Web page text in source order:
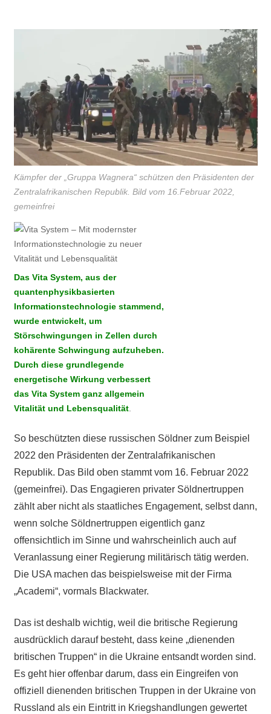
Kämpfer der „Gruppa Wagnera“ schützen den Präsidenten der
Zentralafrikanischen Republik. Bild vom 16.Februar 2022,
gemeinfrei
Das Vita System, aus der
quantenphysikbasierten
Informationstechnologie stammend,
wurde entwickelt, um
Störschwingungen in Zellen durch
kohärente Schwingung aufzuheben.
Durch diese grundlegende
energetische Wirkung verbessert
das Vita System ganz allgemein
Vitalität und Lebensqualität.
So beschützten diese russischen Söldner zum Beispiel
2022 den Präsidenten der Zentralafrikanischen
Republik. Das Bild oben stammt vom 16. Februar 2022
(gemeinfrei). Das Engagieren privater Söldnertruppen
zählt aber nicht als staatliches Engagement, selbst dann,
wenn solche Söldnertruppen eigentlich ganz
offensichtlich im Sinne und wahrscheinlich auch auf
Veranlassung einer Regierung militärisch tätig werden.
Die USA machen das beispielsweise mit der Firma
„Academi“, vormals Blackwater.
Das ist deshalb wichtig, weil die britische Regierung
ausdrücklich darauf besteht, dass keine „dienenden
britischen Truppen“ in die Ukraine entsandt worden sind.
Es geht hier offenbar darum, dass ein Eingreifen von
offiziell dienenden britischen Truppen in der Ukraine von
Russland als ein Eintritt in Kriegshandlungen gewertet